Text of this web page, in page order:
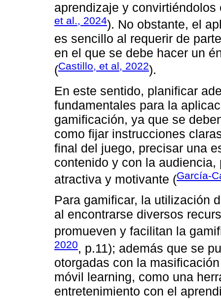
aprendizaje y
et al., 2024). No obstante, el
es sencillo al requerir de
en el que se debe hacer un
(Castillo, et al, 2022).
En este sentido, planificar
fundamentales para la
gamificación, ya que se
como fijar instrucciones
final del juego, precisar una
contenido y con la
atractiva y motivante (García-
Para gamificar, la utilización
al encontrarse diversos
promueven y facilitan la
2020, p.11); además que se
otorgadas con la
móvil learning, como una
entretenimiento con el